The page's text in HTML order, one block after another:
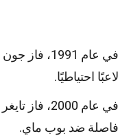
في عام 1991،
لاعبًا احتياطيًا.
في عام 2000،
فاصلة ضد بوب ماي.